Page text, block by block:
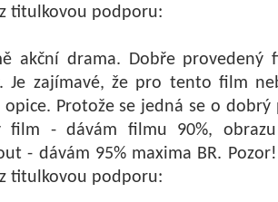
titulkovou podporu:
akční drama. Dobře provedený
Je zajímavé, že pro tento film
opice. Protože se jedná se o
film - dávám filmu 90%,
- dávám 95% maxima BR.